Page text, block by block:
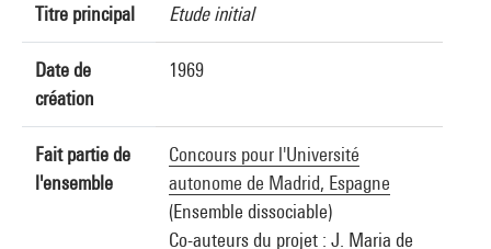
Titre principal Etude initial
Date de
création
1969
Fait partie de
l'ensemble
Concours pour l'Université
autonome de Madrid, Espagne
(Ensemble dissociable)
Co-auteurs du projet : J. Maria de